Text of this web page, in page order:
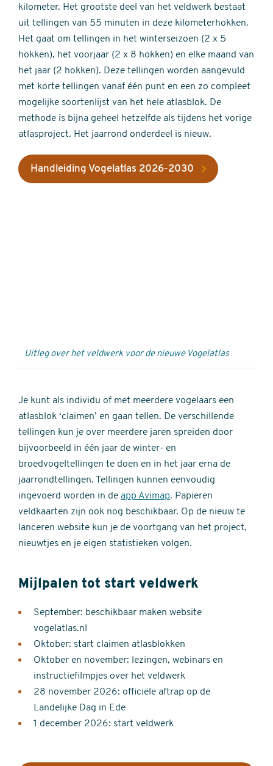
kilometer. Het grootste deel van het veldwerk bestaat
uit tellingen van 55 minuten in deze kilometerhokken.
Het gaat om tellingen in het winterseizoen (2 x 5
hokken), het voorjaar (2 x 8 hokken) en elke maand van
het jaar (2 hokken). Deze tellingen worden aangevuld
met korte tellingen vanaf één punt en een zo compleet
mogelijke soortenlijst van het hele atlasblok. De
methode is bijna geheel hetzelfde als tijdens het vorige
atlasproject. Het jaarrond onderdeel is nieuw.
Handleiding Vogelatlas 2026-2030
Uitleg over het veldwerk voor de nieuwe Vogelatlas
Je kunt als individu of met meerdere vogelaars een
atlasblok ‘claimen’ en gaan tellen. De verschillende
tellingen kun je over meerdere jaren spreiden door
bijvoorbeeld in één jaar de winter- en
broedvogeltellingen te doen en in het jaar erna de
jaarrondtellingen. Tellingen kunnen eenvoudig
ingevoerd worden in de app Avimap. Papieren
veldkaarten zijn ook nog beschikbaar. Op de nieuw te
lanceren website kun je de voortgang van het project,
nieuwtjes en je eigen statistieken volgen.
Mijlpalen tot start veldwerk
September: beschikbaar maken website
vogelatlas.nl
Oktober: start claimen atlasblokken
Oktober en november: lezingen, webinars en
instructiefilmpjes over het veldwerk
28 november 2026: officiële aftrap op de
Landelijke Dag in Ede
1 december 2026: start veldwerk